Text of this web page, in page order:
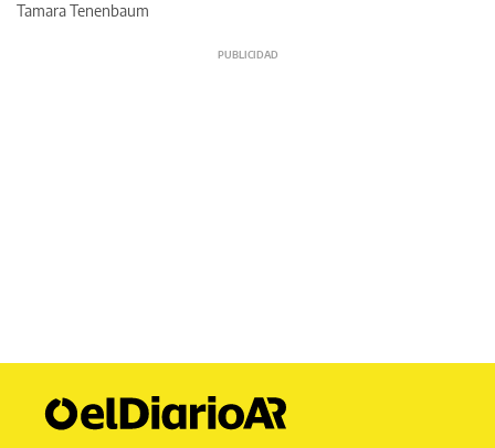
Tamara Tenenbaum